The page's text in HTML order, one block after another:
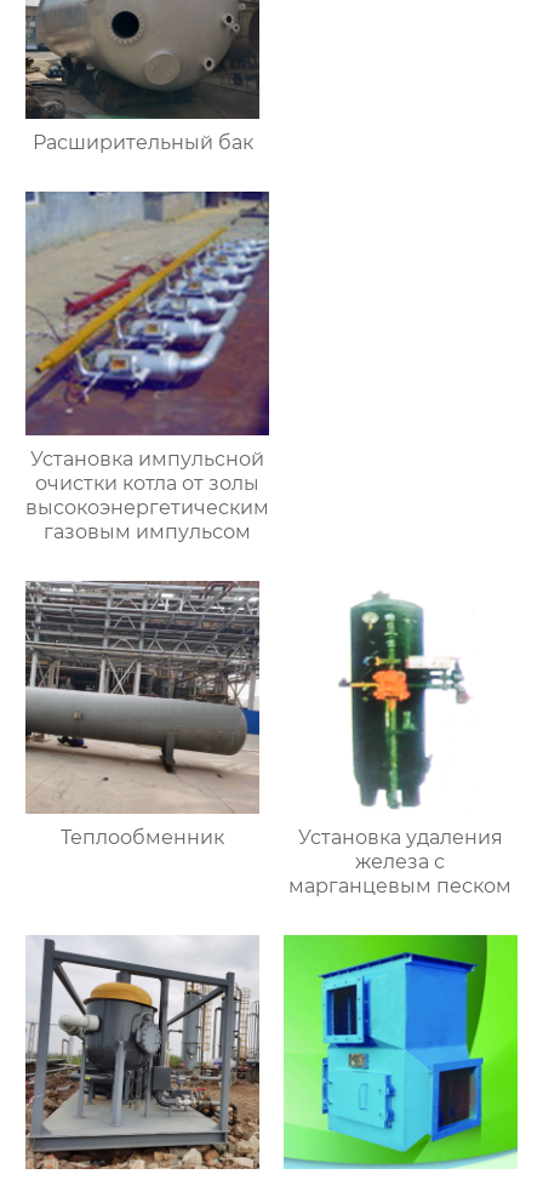
Расширительный бак
Установка импульсной
очистки котла от золы
высокоэнергетическим
газовым импульсом
Теплообменник
Установка удаления
железа с
марганцевым песком